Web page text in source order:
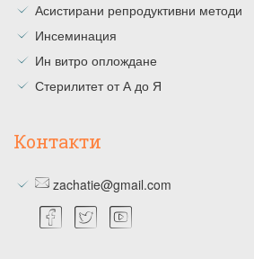
Асистирани репродуктивни методи
Инсеминация
Ин витро оплождане
Стерилитет от А до Я
Контакти
zachatie@gmail.com